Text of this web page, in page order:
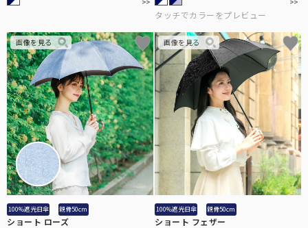
100%遮光日傘 親骨50cm
ショート ローズ
100%遮光日傘 親骨50cm
ショート フェザー